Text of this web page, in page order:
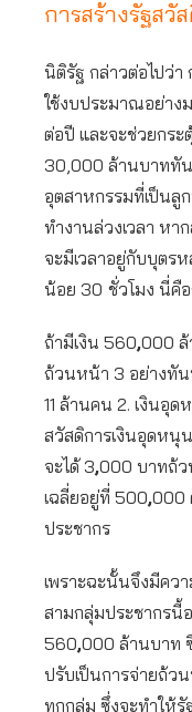
การสร้างรัฐสวั
นิติรัฐ กล่าวต่อไปว่
ใช้งบประมาณอย่าง
ต่อปี และจะช่วยกร
30,000 ล้านบาททั
อุตสาหกรรมที่เป็นลู
ทำงานล่วงเวลา หา
จะมีเวลาอยู่กับบุตร
น้อย 30 ชั่วโมง นี่คื
ถ้ามีเงิน 560,000 ล้
ถ้วนหน้า 3 อย่างทัน
11 ล้านคน 2. เงินอุ
สวัสดิการเงินอุดหนุน
จะได้ 3,000 บาทถ้ว
เฉลี่ยอยู่ที่ 500,000
ประชากร
เพราะฉะนั้นจึงมีคว
สามกลุ่มประชากร
560,000 ล้านบาท
ปรับเป็นการจ่ายถ้ว
ทุกกลุ่ม ซึ่งจะทำให้รั